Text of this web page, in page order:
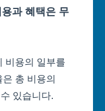
과 혜택은 무
비용의 일부를
총 비용의
있습니다.